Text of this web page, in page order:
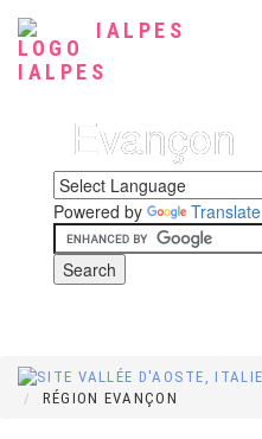
IALPES
Evançon
Powered by Translate
RÉGION EVANÇON